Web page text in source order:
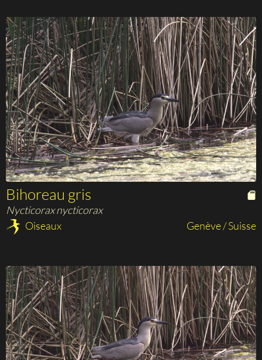
Bihoreau gris
Nycticorax nycticorax
Oiseaux
Genève / Suisse